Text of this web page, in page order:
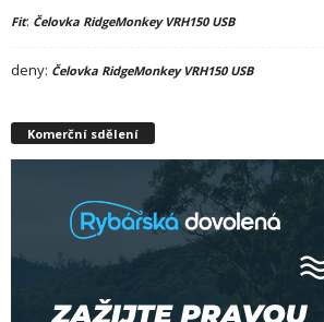
Fit: Čelovka RidgeMonkey VRH150 USB
deny: Čelovka RidgeMonkey VRH150 USB
Komerční sdělení